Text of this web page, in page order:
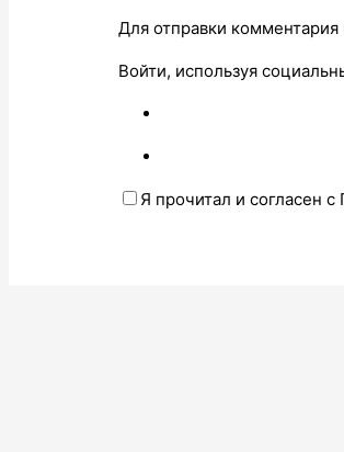
Для отправки
Войти, используя
Я прочитал и согласен